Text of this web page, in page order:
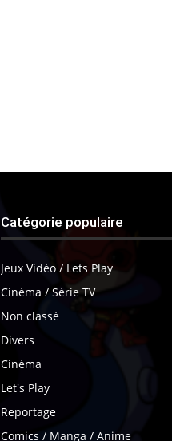
Catégorie populaire
Jeux Vidéo / Lets Play
Cinéma / Série TV
Non classé
Divers
Cinéma
Let's Play
Reportage
Comics / Manga / Anime